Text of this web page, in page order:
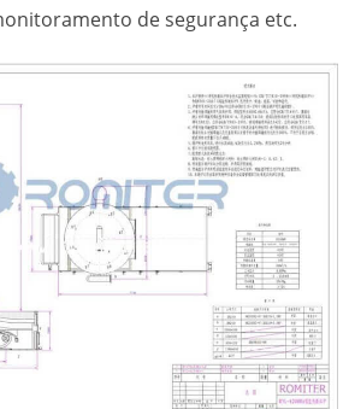
de segurança etc.